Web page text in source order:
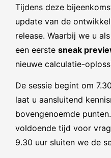
Tijdens deze
update van de
release. Waarbij we u
een eerste sneak
nieuwe calculatie-
De sessie begint om
laat u aansluitend
bovengenoemde
voldoende tijd voor
9.30 uur sluiten we de